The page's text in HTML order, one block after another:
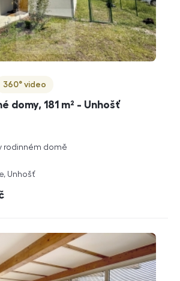
domy, 181 m² - Unhošť
360° video
rodinném domě
Unhošť